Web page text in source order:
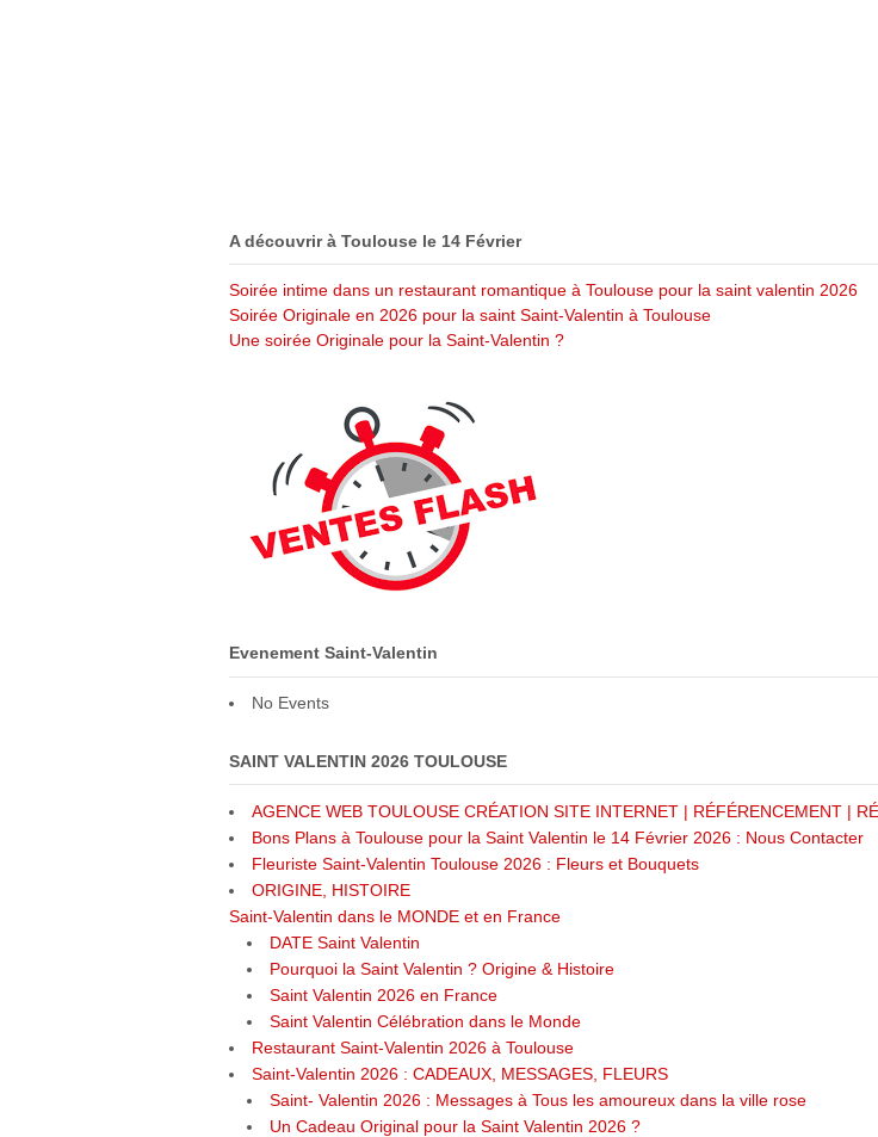
A découvrir à Toulouse le 14 Février
Soirée intime dans un restaurant romantique à Toulouse pour la saint valentin 2026
Soirée Originale en 2026 pour la saint Saint-Valentin à Toulouse
Une soirée Originale pour la Saint-Valentin ?
Evenement Saint-Valentin
No Events
SAINT VALENTIN 2026 TOULOUSE
AGENCE WEB TOULOUSE CRÉATION SITE INTERNET | RÉFÉRENCEMENT |
Bons Plans à Toulouse pour la Saint Valentin le 14 Février 2026 : Nous Contacter
Fleuriste Saint-Valentin Toulouse 2026 : Fleurs et Bouquets
ORIGINE, HISTOIRE
Saint-Valentin dans le MONDE et en France
DATE Saint Valentin
Pourquoi la Saint Valentin ? Origine & Histoire
Saint Valentin 2026 en France
Saint Valentin Célébration dans le Monde
Restaurant Saint-Valentin 2026 à Toulouse
Saint-Valentin 2026 : CADEAUX, MESSAGES, FLEURS
Saint- Valentin 2026 : Messages à Tous les amoureux dans la ville rose
Un Cadeau Original pour la Saint Valentin 2026 ?